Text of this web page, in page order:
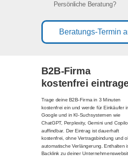
Beratungs-Termin
Persönliche Beratung?
B2B-Firma
kostenfrei
Trage deine B2B-Firma in 3 Minuten
kostenfrei ein und werde für Einkäufer
Google und in KI-Suchsystemen wie
ChatGPT, Perplexity, Gemini und
auffindbar. Der Eintrag ist dauerhaft
kostenfrei, ohne Vertragsbindung und
automatische Verlängerung. Enthalten
Backlink zu deiner